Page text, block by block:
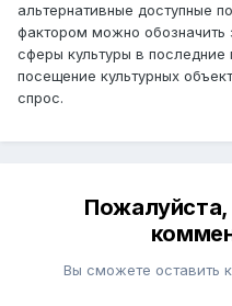
альтернативные доступные
фактором можно обозначить
сферы культуры в
посещение культурных
спрос.
Вы сможете оставить